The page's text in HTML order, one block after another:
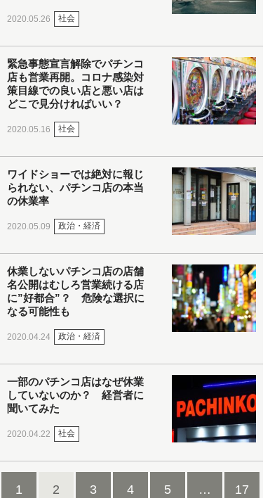
2020.05.26 社会
緊急事態宣言解除でパチンコ
店も営業再開。コロナ感染対
策目線での良い店と悪い店は
どこで見分ければいい？
2020.05.16 社会
ワイドショーでは絶対に報じ
られない、パチンコ店の本当
の休業率
2020.05.09 政治・経済
休業しないパチンコ店の店舗
名公開はむしろ営業続ける店
に”好都合”？ 危険な選択に
なる可能性も
2020.04.24 政治・経済
一部のパチンコ店はなぜ休業
していないのか？ 経営者に
聞いてみた
2020.04.22 社会
1 2 3 4 5 … 17